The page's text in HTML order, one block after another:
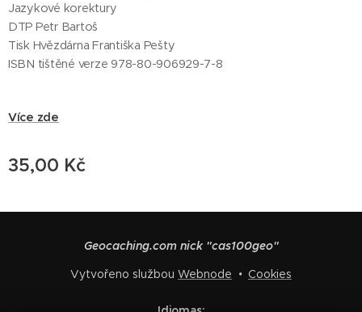
Jazykové korektury
DTP Petr Bartoš
Tisk Hvězdárna Františka Pešty
ISBN tištěné verze 978-80-906929-7-8
Více zde
35,00 Kč
Geocaching.com nick "cas100geo"
Vytvořeno službou Webnode Cookies